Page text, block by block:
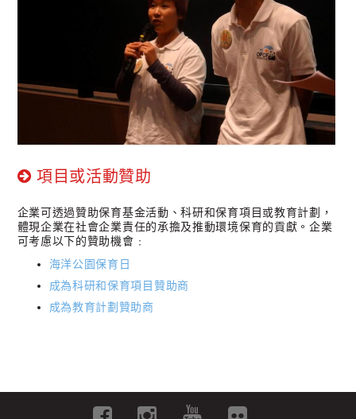
項目或活動贊助
企業可透過贊助保育基金活動、科研和保育項目或教育計劃，
體現企業在社會企業責任的承擔及推動環境保育的貢獻。企業
可考慮以下的贊助機會﹕
海洋公園保育日
成為科研和保育項目贊助商
成為教育計劃贊助商